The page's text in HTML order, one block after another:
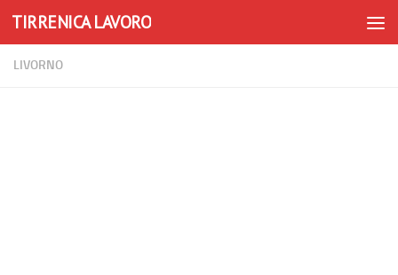
Skip to content
TIRRENICA LAVORO
LIVORNO